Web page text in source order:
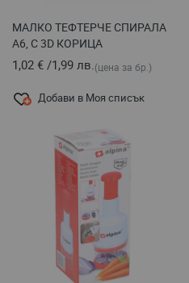
МАЛКО ТЕФТЕРЧЕ СПИРАЛА
А6, С 3D КОРИЦА
1,02 € /1,99 лв.(цена за бр.)
Добави в Моя списък